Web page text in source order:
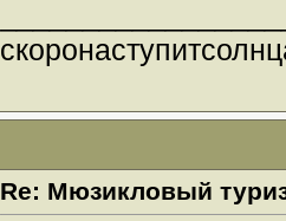
Re: Мюзикловый